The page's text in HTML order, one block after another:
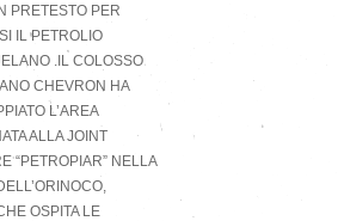
PRETESTO PER
IL PETROLIO
.IL COLOSSO
CHEVRON HA
L’AREA
ALLA JOINT
“PETROPIAR” NELLA
OSPITA LE